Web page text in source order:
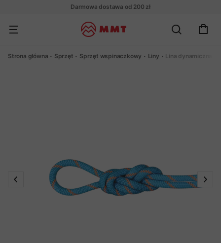
Darmowa dostawa od 200 zł
Strona główna Sprzęt Sprzęt wspinaczkowy Liny Lina dynamiczna